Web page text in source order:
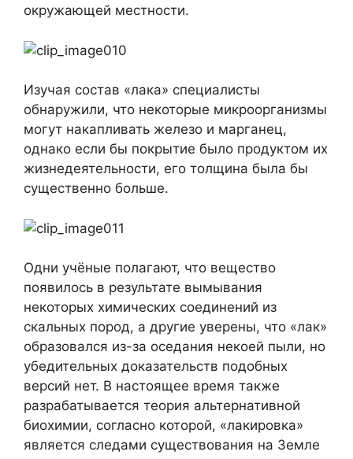
окружающей местности.
Изучая состав «лака» специалисты
обнаружили, что некоторые микроорганизмы
могут накапливать железо и марганец,
однако если бы покрытие было продуктом их
жизнедеятельности, его толщина была бы
существенно больше.
Одни учёные полагают, что вещество
появилось в результате вымывания
некоторых химических соединений из
скальных пород, а другие уверены, что «лак»
образовался из-за оседания некоей пыли, но
убедительных доказательств подобных
версий нет. В настоящее время также
разрабатывается теория альтернативной
биохимии, согласно которой, «лакировка»
является следами существования на Земле